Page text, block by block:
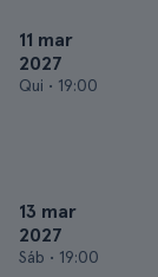
11 mar
2027
Qui • 19:00
13 mar
2027
Sáb • 19:00